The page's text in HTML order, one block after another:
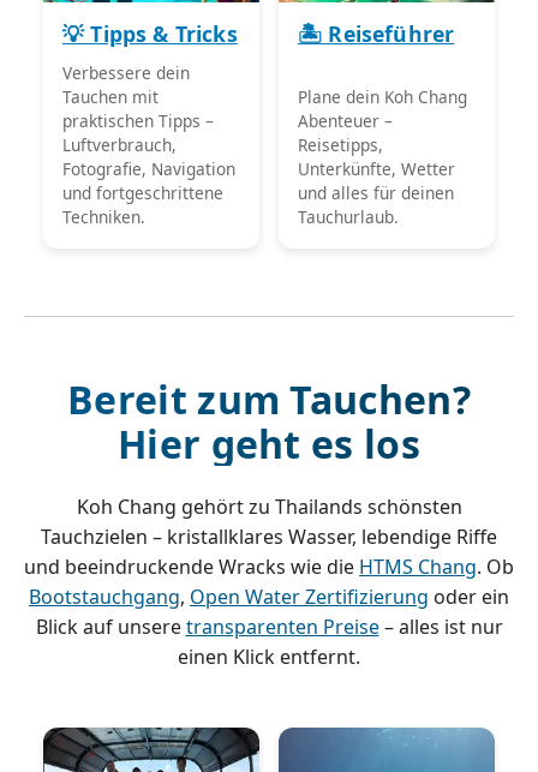
💡 Tipps & Tricks
Verbessere dein
Tauchen mit
praktischen Tipps –
Luftverbrauch,
Fotografie, Navigation
und fortgeschrittene
Techniken.
🏝️ Reiseführer
Plane dein Koh Chang
Abenteuer –
Reisetipps,
Unterkünfte, Wetter
und alles für deinen
Tauchurlaub.
Bereit zum Tauchen?
Hier geht es los
Koh Chang gehört zu Thailands schönsten
Tauchzielen – kristallklares Wasser, lebendige Riffe
und beeindruckende Wracks wie die HTMS Chang. Ob
Bootstauchgang, Open Water Zertifizierung oder ein
Blick auf unseretransparenten Preise– alles ist nur
einen Klick entfernt.